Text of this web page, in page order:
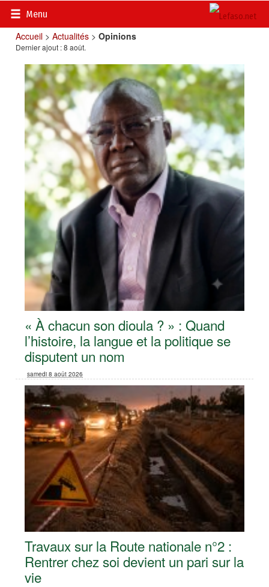
Menu
Accueil >Actualités >Opinions
Dernier ajout : 8 août.
« À chacun son dioula ? » : Quand
l’histoire, la langue et la politique se
disputent un nom
samedi 8 août 2026
Travaux sur la Route nationale n°2 :
Rentrer chez soi devient un pari sur la
vie